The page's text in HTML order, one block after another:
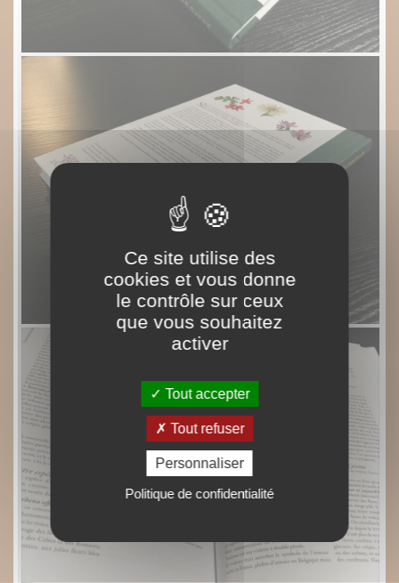
Ce site utilise des
cookies et vous donne
le contrôle sur ceux
que vous souhaitez
activer
Tout accepter
Tout refuser
Personnaliser
Politique de confidentialité